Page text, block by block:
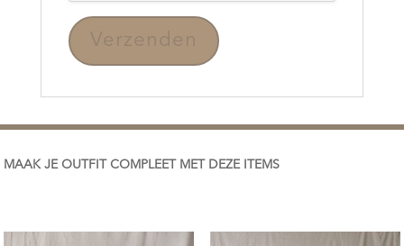
MAAK JE OUTFIT COMPLEET MET DEZE ITEMS